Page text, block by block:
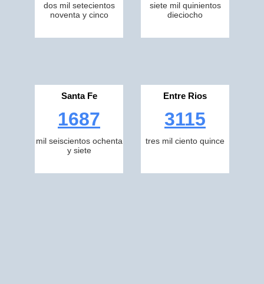
dos mil setecientos
noventa y cinco
siete mil quinientos
dieciocho
Santa Fe
1687
mil seiscientos ochenta
y siete
Entre Rios
3115
tres mil ciento quince